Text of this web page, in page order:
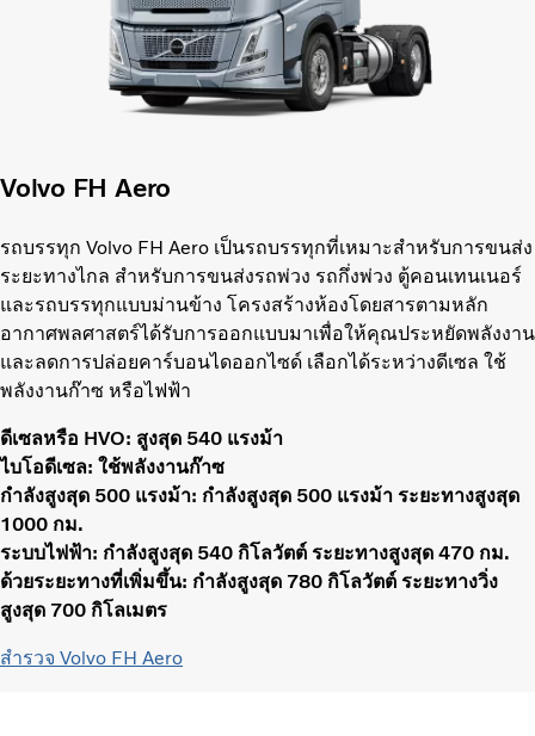
Volvo FH Aero
รถบรรทุก Volvo FH Aero เป็นรถบรรทุกที่เหมาะสำหรับการขนส่ง
ระยะทางไกล สำหรับการขนส่งรถพ่วง รถกึ่งพ่วง ตู้คอนเทนเนอร์
และรถบรรทุกแบบม่านข้าง โครงสร้างห้องโดยสารตามหลัก
อากาศพลศาสตร์ได้รับการออกแบบมาเพื่อให้คุณประหยัดพลังงาน
และลดการปล่อยคาร์บอนไดออกไซด์ เลือกได้ระหว่างดีเซล ใช้
พลังงานก๊าซ หรือไฟฟ้า
ดีเซลหรือ HVO: สูงสุด 540 แรงม้า
ไบโอดีเซล: ใช้พลังงานก๊าซ
กำลังสูงสุด 500 แรงม้า: กำลังสูงสุด 500 แรงม้า ระยะทางสูงสุด
1000 กม.
ระบบไฟฟ้า: กำลังสูงสุด 540 กิโลวัตต์ ระยะทางสูงสุด 470 กม.
ด้วยระยะทางที่เพิ่มขึ้น: กำลังสูงสุด 780 กิโลวัตต์ ระยะทางวิ่ง
สูงสุด 700 กิโลเมตร
สำรวจ Volvo FH Aero